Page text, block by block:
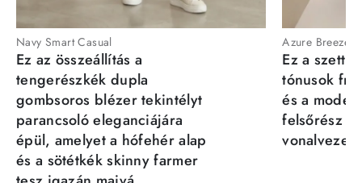
Navy Smart Casual
Ez az összeállítás a
tengerészkék dupla
gombsoros blézer tekintélyt
parancsoló eleganciájára
épül, amelyet a hófehér alap
és a sötétkék skinny farmer
Azure Breeze
Ez a szett
tónusok
és a
felsőrész